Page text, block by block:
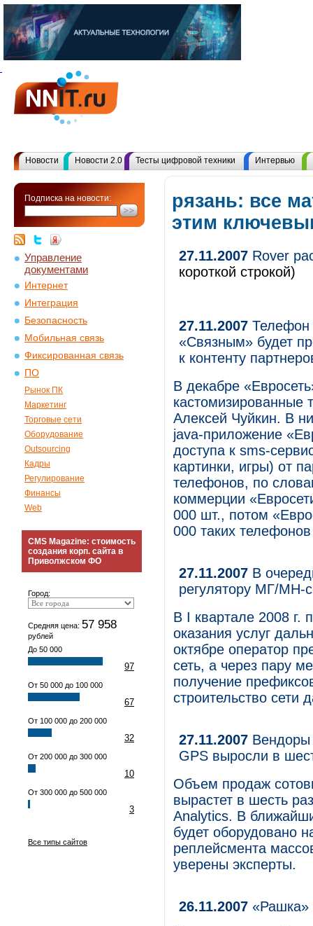
Новости Новости 2.0 Тесты цифровой техники Интервью
Подписка на новости:
Управление
документами
Интернет
Интеграция
Безопасность
Мобильная связь
Фиксированная связь
ПО
Рынок ПК
Маркетинг
Торговые сети
Оборудование
Outsourcing
Кадры
Регулирование
Финансы
Web
CMS Magazine: стоимость
создания корп. сайта в
Приволжском ФО
Город:
Средняя цена: 57 958
рублей
До 50 000
97
От 50 000 до 100 000
67
От 100 000 до 200 000
32
От 200 000 до 300 000
10
От 300 000 до 500 000
3
Все типы сайтов
рязань: все
этим
27.11.2007 Rover
короткой строкой)
27.11.2007 Телефон
«Связным» будет
к контенту
В декабре
кастомизированные
Алексей Чуйкин. В
java-приложение
доступа к sms-
картинки, игры) от
телефонов, по
коммерции
000 шт., потом
000 таких
27.11.2007 В
регулятору МГ/МН-
В I квартале 2008 г.
оказания услуг
октябре оператор
сеть, а через пару
получение
строительство сети
27.11.2007 Вендоры
GPS выросли в
Объем продаж
вырастет в шесть
Analytics. В
будет оборудовано
ре­плейсмента
уверены эксперты.
26.11.2007 «Рашка»